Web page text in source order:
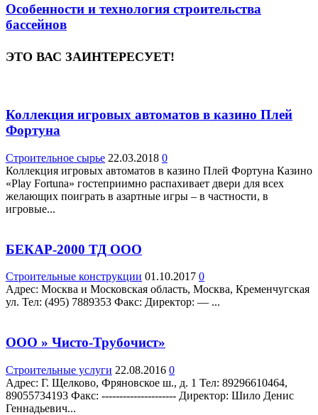
Особенности и технология строительства
бассейнов
ЭТО ВАС ЗАИНТЕРЕСУЕТ!
Коллекция игровых автоматов в казино Плей
Фортуна
Строительное сырье 22.03.2018 0
Коллекция игровых автоматов в казино Плей Фортуна Казино
«Play Fortuna» гостеприимно распахивает двери для всех
желающих поиграть в азартные игры – в частности, в
игровые...
БЕКАР-2000 ТД ООО
Строительные конструкции 01.10.2017 0
Адрес: Москва и Московская область, Москва, Кременчугская
ул. Teл: (495) 7889353 Факс: Директор: — ...
ООО » Чисто-Трубочист»
Строительные услуги 22.08.2016 0
Адрес: Г. Щелково, Фряновское ш., д. 1 Teл: 89296610464,
89055734193 Факс: --------------------- Директор: Шило Денис
Геннадьевич...